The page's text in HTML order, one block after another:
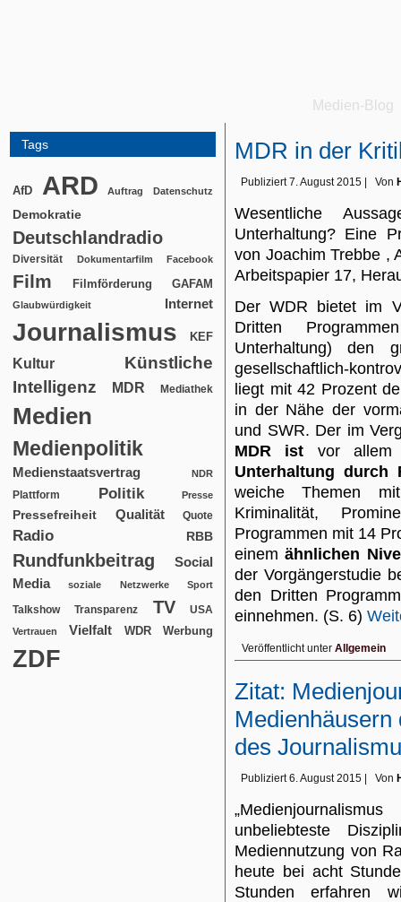
Medien-Blog
Tags
AfD ARD Auftrag Datenschutz
Demokratie
Deutschlandradio
Diversität Dokumentarfilm Facebook
Film Filmförderung GAFAM
Glaubwürdigkeit Internet
Journalismus KEF
Kultur
Künstliche
Intelligenz
MDR Mediathek
Medien
Medienpolitik
Medienstaatsvertrag NDR
Plattform Politik Presse
Pressefreiheit Qualität Quote
Radio RBB
Rundfunkbeitrag
Social
Media
soziale Netzwerke Sport
Talkshow Transparenz TV USA
Vertrauen Vielfalt WDR Werbung
ZDF
MDR in der
Publiziert 7. August 2015 Von
Wesentliche
Unterhaltung? Eine
von Joachim Trebbe ,
Arbeitspapier 17,
Der WDR bietet im
Dritten
Unterhaltung) den
gesellschaftlich-
liegt mit 42 Prozent
in der Nähe der
und SWR. Der im
MDR ist vor
Unterhaltung durch
weiche Themen
Kriminalität,
Programmen mit 14
einemähnlichen
der Vorgängerstudie
den Dritten
einnehmen. (S. 6)
Veröffentlicht unter Allgemein
Zitat:
des
Publiziert 6. August 2015 Von
unbeliebteste
Mediennutzung von
heute bei acht
Stunden erfahren